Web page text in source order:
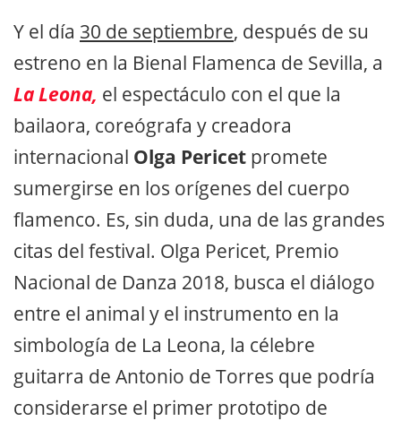
Y el día 30 de septiembre, después de su
estreno en la Bienal Flamenca de Sevilla, a
La Leona, el espectáculo con el que la
bailaora, coreógrafa y creadora
internacional Olga Pericet promete
sumergirse en los orígenes del cuerpo
flamenco. Es, sin duda, una de las grandes
citas del festival. Olga Pericet, Premio
Nacional de Danza 2018, busca el diálogo
entre el animal y el instrumento en la
simbología de La Leona, la célebre
guitarra de Antonio de Torres que podría
considerarse el primer prototipo de